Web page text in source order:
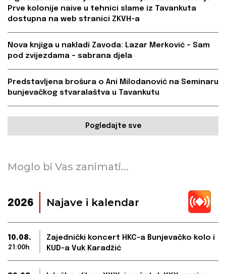
Prve kolonije naive u tehnici slame iz Tavankuta
dostupna na web stranici ZKVH-a
Nova knjiga u nakladi Zavoda: Lazar Merković – Sam
pod zvijezdama – sabrana djela
Predstavljena brošura o Ani Milodanović na Seminaru
bunjevačkog stvaralaštva u Tavankutu
Pogledajte sve
Moglo bi Vas zanimati...
2026 Najave i kalendar
10.08.
21:00h
Zajednički koncert HKC-a Bunjevačko kolo i
KUD-a Vuk Karadžić